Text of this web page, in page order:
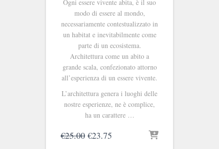
Ogni essere vivente abita, è il suo
modo di essere al mondo,
necessariamente contestualizzato in
un habitat e inevitabilmente come
parte di un ecosistema.
Architettura come un abito a
grande scala, confezionato attorno
all’esperienza di un essere vivente.
L’architettura genera i luoghi delle
nostre esperienze, ne è complice,
ha un carattere …
€25.00 Il
€23.75